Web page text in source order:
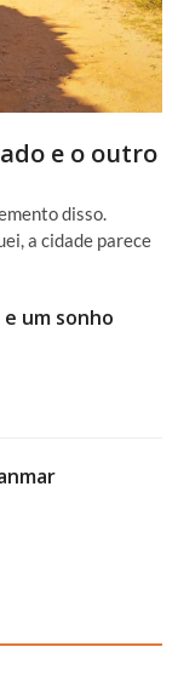
e o outro
disso.
a cidade parece
um sonho